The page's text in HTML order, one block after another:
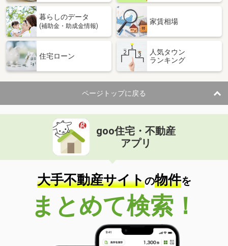
暮らしのデータ
(補助金・助成金情報)
家賃相場
住宅ローン
人気タウン
ランキング
ページトップに戻る
goo住宅・不動産
アプリ
大手不動産サイトの物件を
まとめて検索！